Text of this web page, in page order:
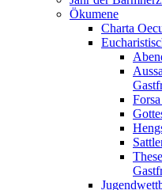
Ökumene
Charta